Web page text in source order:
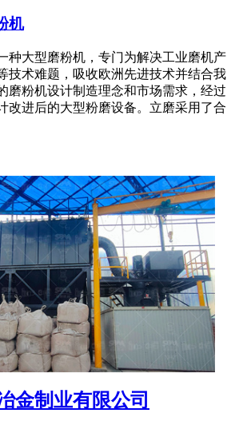
机
种大型磨粉机，专门为解决工业磨机产
技术难题，吸收欧洲先进技术并结合我
磨粉机设计制造理念和市场需求，经过
改进后的大型粉磨设备。立磨采用了合
金制业有限公司